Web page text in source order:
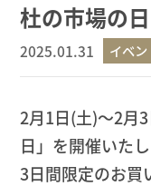
杜の市場の
2025.01.31 イベ
2月1日(土)〜2月
日」を開催いた
3日間限定のお買